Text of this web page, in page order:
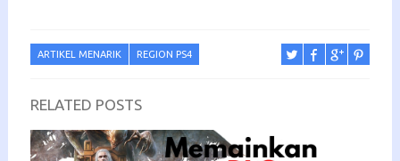
ARTIKEL MENARIK REGION PS4
RELATED POSTS